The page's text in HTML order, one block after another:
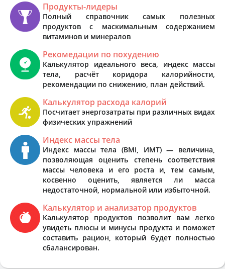
Продукты-лидеры
Полный справочник самых полезных
продуктов с маскимальным содержанием
витаминов и минералов
Рекомедации по похудению
Калькулятор идеального веса, индекс массы
тела, расчёт коридора калорийности,
рекомендации по снижению, план действий.
Калькулятор расхода калорий
Посчитает энергозатраты при различных видах
физических упражнений
Индекс массы тела
Индекс массы тела (BMI, ИМТ) — величина,
позволяющая оценить степень соответствия
массы человека и его роста и, тем самым,
косвенно оценить, является ли масса
недостаточной, нормальной или избыточной.
Калькулятор и анализатор продуктов
Калькулятор продуктов позволит вам легко
увидеть плюсы и минусы продукта и поможет
составить рацион, который будет полностью
сбалансирован.